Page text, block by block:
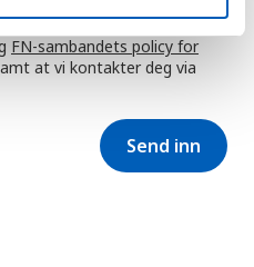
FN-sambandets
FN-sambandets policy for
at vi kontakter deg via
Send inn